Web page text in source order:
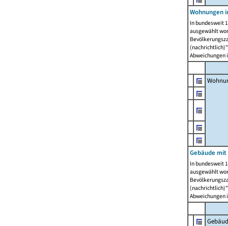
Wohnungen
In bundesweit
ausgewählt
Abweichungen
Gebäude
In bundesweit
ausgewählt
Abweichungen